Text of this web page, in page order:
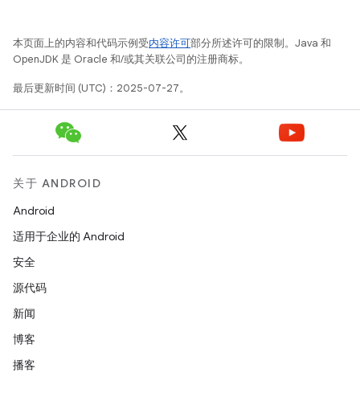
本页面上的内容和代码示例受内容许可部分所述许可的限制。Java 和
OpenJDK 是 Oracle 和/或其关联公司的注册商标。
最后更新时间 (UTC)：2025-07-27。
关于 ANDROID
Android
适用于企业的 Android
安全
源代码
新闻
博客
播客